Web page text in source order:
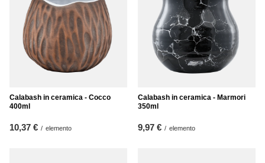
Calabash in ceramica - Cocco
400ml
10,37 € / elemento
Calabash in ceramica - Marmori
350ml
9,97 € / elemento